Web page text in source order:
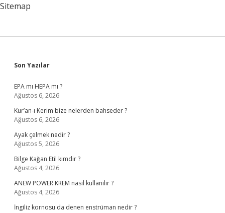
Sitemap
Sidebar
Son Yazılar
EPA mı HEPA mı ?
Ağustos 6, 2026
Kur’an-ı Kerim bize nelerden bahseder ?
Ağustos 6, 2026
Ayak çelmek nedir ?
Ağustos 5, 2026
Bilge Kağan Etil kimdir ?
Ağustos 4, 2026
ANEW POWER KREM nasıl kullanılır ?
Ağustos 4, 2026
İngiliz kornosu da denen enstrüman nedir ?